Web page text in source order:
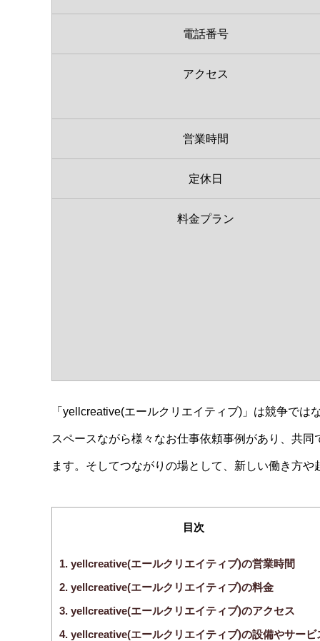
電話番号
アクセス
営業時間
定休日
料金プラン
「yellcreative(エールクリエイティブ)」は競争で
スペースながら様々なお仕事依頼事例があり、共
ます。そしてつながりの場として、新しい働き方
目次
1. yellcreative(エールクリエイティブ)の営業時間
2. yellcreative(エールクリエイティブ)の料金
3. yellcreative(エールクリエイティブ)のアクセス
4. yellcreative(エールクリエイティブ)の設備やサービ